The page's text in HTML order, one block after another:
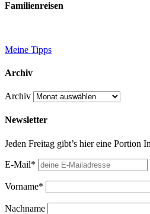
Familienreisen
Meine Tipps
Archiv
Archiv
Newsletter
Jeden Freitag gibt’s hier eine Portion
E-Mail*
Vorname*
Nachname